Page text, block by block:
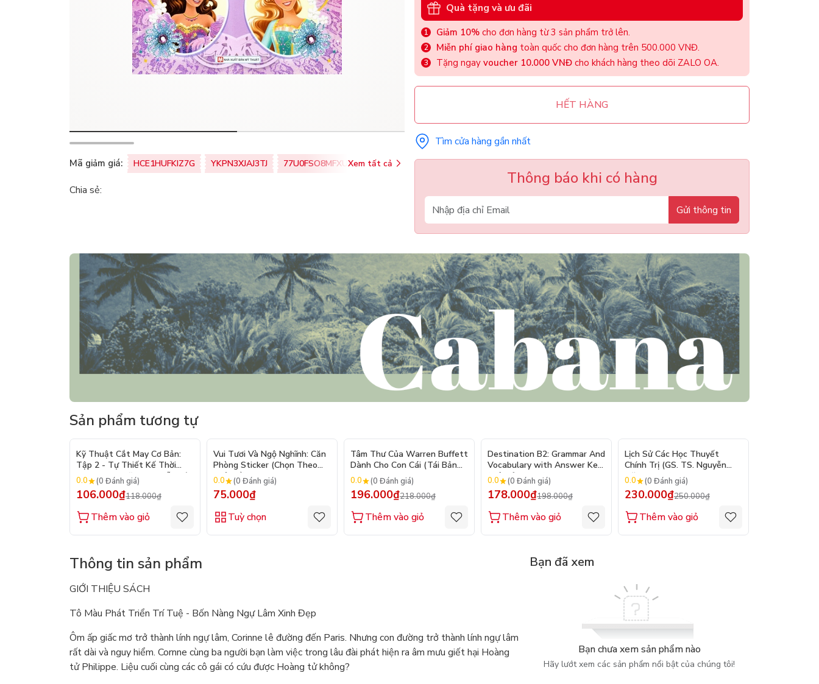
Mã giảm giá: HCE1HUFKIZ7G YKPN3XJAJ3TJ 77U0FSO8MFXU Xem tất cả
Chia sẻ:
Quà tặng và ưu đãi
Giảm 10% cho đơn hàng từ 3 sản phẩm trở lên.
Miễn phí giao hàng toàn quốc cho đơn hàng trên 500.000 VNĐ.
Tặng ngay voucher 10.000 VNĐ cho khách hàng theo dõi ZALO OA.
HẾT HÀNG
Tìm cửa hàng gần nhất
Thông báo khi có hàng
Gửi thông tin
Sản phẩm tương tự
- 10%
Kỹ Thuật Cắt May Cơ Bản:
Tập 2 - Tự Thiết Kế Thời
Trang Nam Nữ - Tạo Mẫu Rập
- Kỹ Thuật Nhảy Size
0.0 (0 Đánh giá)
106.000₫118.000₫
Thêm vào giỏ
Vui Tươi Và Ngộ Nghĩnh: Căn
Phòng Sticker (Chọn Theo
Chủ Đề) - Hơn 250 Sticker
0.0 (0 Đánh giá)
75.000₫
Tuỳ chọn
- 10%
Tâm Thư Của Warren Buffett
Dành Cho Con Cái (Tái Bản
2026)
0.0 (0 Đánh giá)
196.000₫218.000₫
Thêm vào giỏ
- 10%
Destination B2: Grammar And
Vocabulary with Answer Key
(Tái Bản 2025)
0.0 (0 Đánh giá)
178.000₫198.000₫
Thêm vào giỏ
Lịch Sử Các Học Thuyết
Chính Trị (GS. TS. Nguyễn
Đăng Dung)
0.0 (0 Đánh giá)
230.000₫250.000₫
Thêm vào giỏ
Thông tin sản phẩm
GIỚI THIỆU SÁCH
Tô Màu Phát Triển Trí Tuệ - Bốn Nàng Ngự Lâm Xinh Đẹp
Ôm ấp giấc mơ trở thành lính ngự lâm, Corinne lê đường đến Paris. Nhưng con đường trở thành lính ngự lâm
rất dài và nguy hiểm. Cornne cùng ba người bạn làm việc trong lâu đài phát hiện ra âm mưu giết hại Hoàng
tử Philippe. Liệu cuối cùng các cô gái có cứu được Hoàng tử không?
Bạn đã xem
Bạn chưa xem sản phẩm nào
Hãy lướt xem các sản phẩm nổi bật của chúng tôi!